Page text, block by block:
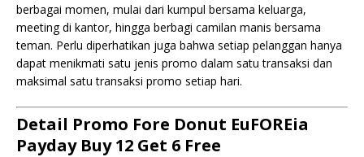
berbagai momen, mulai dari kumpul bersama keluarga,
meeting di kantor, hingga berbagi camilan manis bersama
teman. Perlu diperhatikan juga bahwa setiap pelanggan hanya
dapat menikmati satu jenis promo dalam satu transaksi dan
maksimal satu transaksi promo setiap hari.
Detail Promo Fore Donut EuFOREia
Payday Buy 12 Get 6 Free